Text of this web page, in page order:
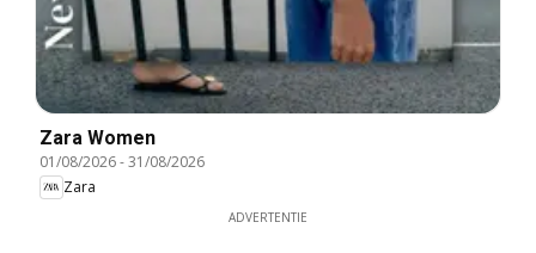
Zara Women
01/08/2026-31/08/2026
Zara
ADVERTENTIE